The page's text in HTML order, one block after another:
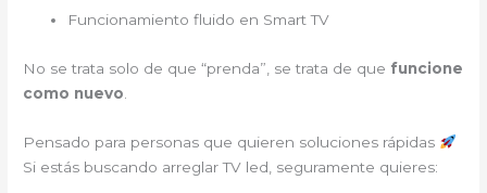
Funcionamiento fluido en Smart TV
No se trata solo de que “prenda”, se trata de que funcione
como nuevo
Pensado para personas que quieren soluciones rápidas
Si estás buscando arreglar TV led, seguramente quieres: